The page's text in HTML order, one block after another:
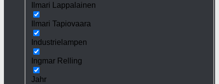
Ilmari Lappalainen
Ilmari Tapiovaara
Industrielampen
Ingmar Relling
Jahr